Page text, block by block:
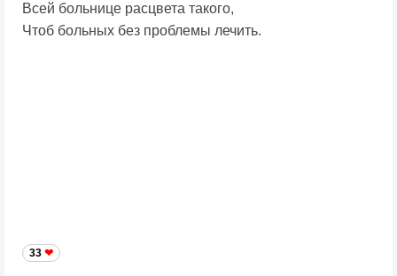
Всей больнице расцвета такого,
Чтоб больных без проблемы лечить.
33